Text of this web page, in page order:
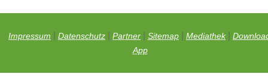
Impressum Datenschutz Partner Sitemap Mediathek|
App